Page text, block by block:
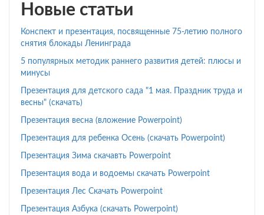
Новые статьи
Конспект и презентация, посвященные 75-летию полного
снятия блокады Ленинграда
5 популярных методик раннего развития детей: плюсы и
минусы
Презентация для детского сада "1 мая. Праздник труда и
весны" (скачать)
Презентация весна (вложение Powerpoint)
Презентация для ребенка Осень (скачать Powerpoint)
Презентация Зима скачавть Powerpoint
Презентация вода и водоемы скачать Powerpoint
Презентация Лес Скачать Powerpoint
Презентация Азбука (скачать Powerpoint)